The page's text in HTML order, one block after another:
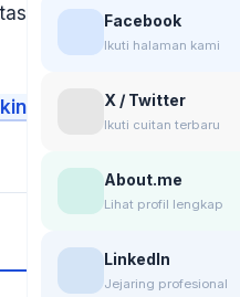
Facebook
Ikuti halaman kami
X / Twitter
Ikuti cuitan terbaru
About.me
Lihat profil lengkap
LinkedIn
Jejaring profesional